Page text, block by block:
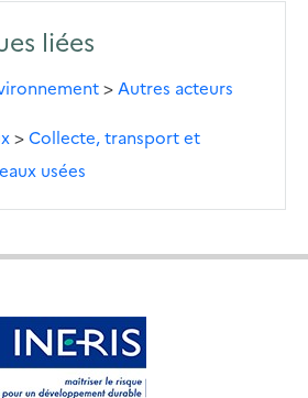
liées
> Autres acteurs
>Collecte, transport et
usées